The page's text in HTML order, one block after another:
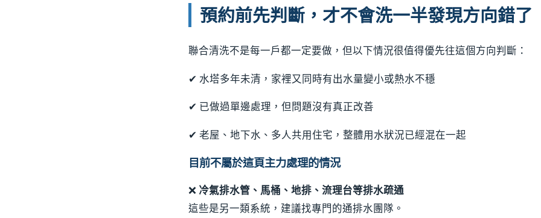
預約前先判斷，才不會洗一半發現方向錯了
聯合清洗不是每一戶都一定要做，但以下情況很值得優先往這個方向判斷：
✔ 水塔多年未清，家裡又同時有出水量變小或熱水不穩
✔ 已做過單邊處理，但問題沒有真正改善
✔ 老屋、地下水、多人共用住宅，整體用水狀況已經混在一起
目前不屬於這頁主力處理的情況
❌ 冷氣排水管、馬桶、地排、流理台等排水疏通
這些是另一類系統，建議找專門的通排水團隊。